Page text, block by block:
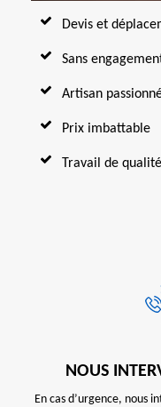
Devis et
Sans
Artisan
Prix imbattable
Travail de qualité
NOUS
En cas d’urgence, nous